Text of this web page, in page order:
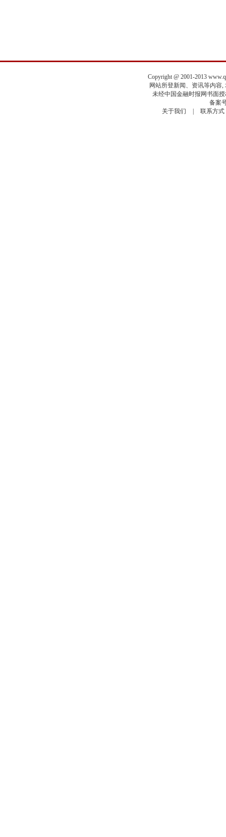
Copyright @ 2001-2013
网站所登新闻、资讯等内容,
未经中国金融时报网书面授
备案
关于我们
联系方式